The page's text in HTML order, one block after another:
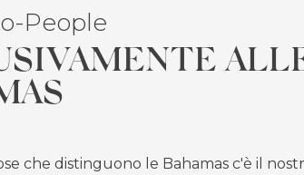
People
che distinguono le Bahamas c'è il